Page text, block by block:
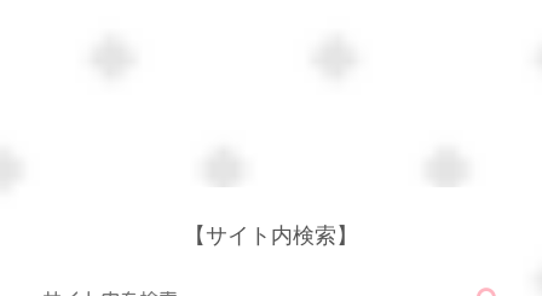
【サイト内検索】